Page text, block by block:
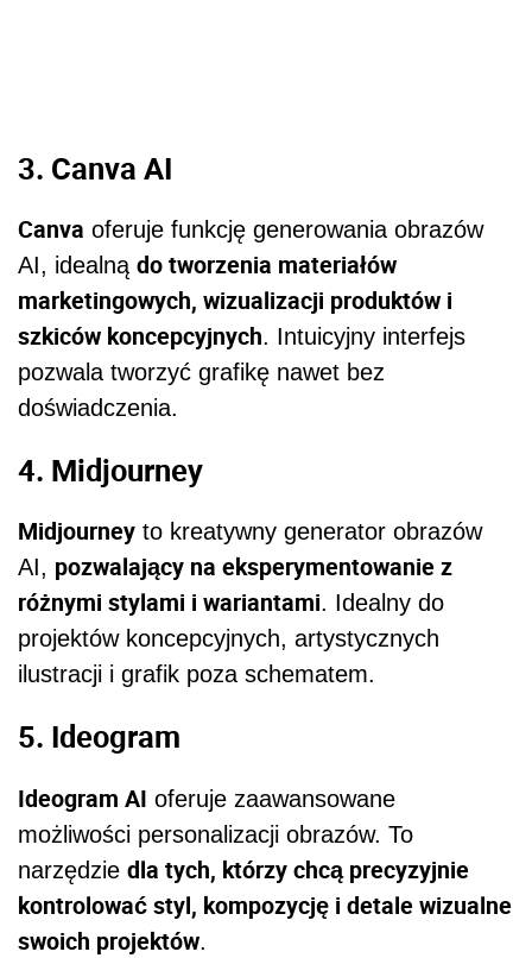
3. Canva AI
Canva oferuje funkcję generowania obrazów
AI, idealną do tworzenia materiałów
marketingowych, wizualizacji produktów i
szkiców koncepcyjnych. Intuicyjny interfejs
pozwala tworzyć grafikę nawet bez
doświadczenia.
4. Midjourney
Midjourney to kreatywny generator obrazów
AI, pozwalający na eksperymentowanie z
różnymi stylami i wariantami. Idealny do
projektów koncepcyjnych, artystycznych
ilustracji i grafik poza schematem.
5. Ideogram
Ideogram AI oferuje zaawansowane
możliwości personalizacji obrazów. To
narzędzie dla tych, którzy chcą precyzyjnie
kontrolować styl, kompozycję i detale wizualne
swoich projektów.